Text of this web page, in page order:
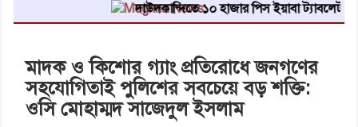
দাউদকান্দিতে ১০ হাজার পিস ইয়াবা ট্যাবলেট উদ্ধার,
মাদক ও কিশোর গ্যাং প্রতিরোধে জনগণের
সহযোগিতাই পুলিশের সবচেয়ে বড় শক্তি:
ওসি মোহাম্মদ সাজেদুল ইসলাম